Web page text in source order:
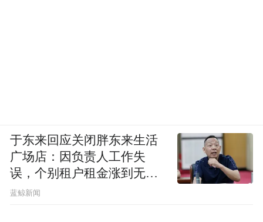
于东来回应关闭胖东来生活
广场店：因负责人工作失
误，个别租户租金涨到无法
想象
蓝鲸新闻